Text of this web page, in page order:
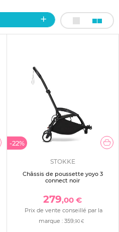
-22%
STOKKE
Châssis de poussette yoyo 3
connect noir
279,00 €
Prix de vente conseillé par la
marque :359,90 €